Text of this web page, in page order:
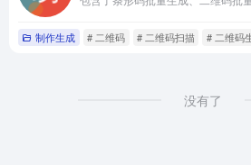
制作生成 # 二维码 # 二维码扫描 # 二维码
没有了